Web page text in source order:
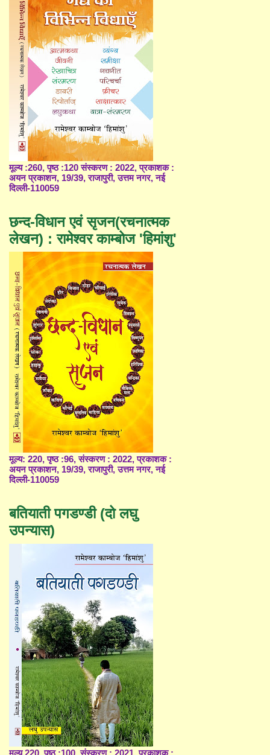
मूल्य :260, पृष्ठ :120 संस्करण : 2022, प्रकाशक :
अयन प्रकाशन, 19/39, राजापुरी, उत्तम नगर, नई
दिल्ली-110059
छन्द-विधान एवं सृजन(रचनात्मक
लेखन) : रामेश्वर काम्बोज 'हिमांशु'
मूल्य: 220, पृष्ठ :96, संस्करण : 2022, प्रकाशक :
अयन प्रकाशन, 19/39, राजापुरी, उत्तम नगर, नई
दिल्ली-110059
बतियाती पगडण्डी (दो लघु
उपन्यास)